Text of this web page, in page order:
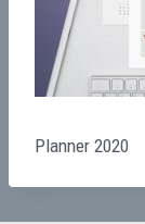
Planner 2020